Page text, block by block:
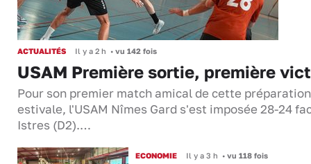
ACTUALITÉS Il y a 2 h • vu 142 fois
USAM Première sortie, première
Pour son premier match amical de cette préparation
estivale, l'USAM Nîmes Gard s'est imposée 28-24
Istres (D2).…
ECONOMIE Il y a 3 h •vu 118 fois